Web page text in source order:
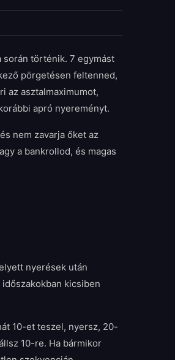
során történik. 7 egymást
pörgetésen feltenned,
az asztalmaximumot,
apró nyereményt.
nem zavarja őket az
a bankrollod, és magas
nyerések után
kicsiben
10-et teszel, nyersz, 20-
10-re. Ha bármikor